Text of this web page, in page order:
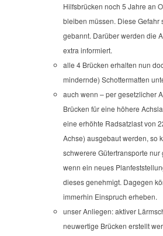
Hilfsbrücken noch 5 Jahre an
bleiben müssen. Diese Gefahr
gebannt. Darüber werden die
extra informiert.
alle 4 Brücken erhalten nun
mindernde) Schottermatten
auch wenn – per gesetzlicher
Brücken für eine höhere
eine erhöhte Radsatzlast von
Achse) ausgebaut werden, so
schwerere Gütertransporte nur
wenn ein neues
dieses genehmigt. Dagegen
immerhin Einspruch erheben.
unser Anliegen: aktiver
neuwertige Brücken erstellt